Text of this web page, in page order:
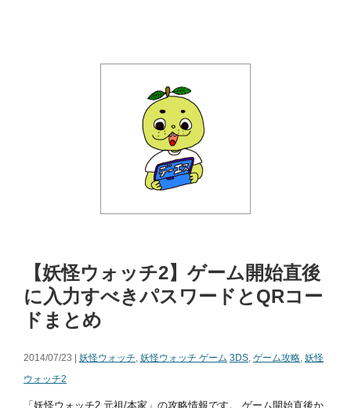
【妖怪ウォッチ2】ゲーム開始直後
に入力すべきパスワードとQRコー
ドまとめ
2014/07/23 | 妖怪ウォッチ, 妖怪ウォッチ ゲーム 3DS, ゲーム攻略, 妖怪
ウォッチ2
「妖怪ウォッチ2 元祖/本家」の攻略情報です。 ゲーム開始直後か